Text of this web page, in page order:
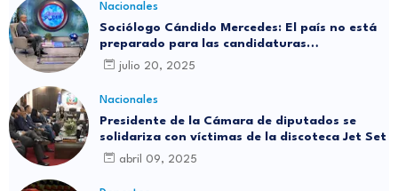
Nacionales
Sociólogo Cándido Mercedes: El país no está
preparado para las candidaturas
independientes
julio 20, 2025
Nacionales
Presidente de la Cámara de diputados se
solidariza con víctimas de la discoteca Jet Set
abril 09, 2025